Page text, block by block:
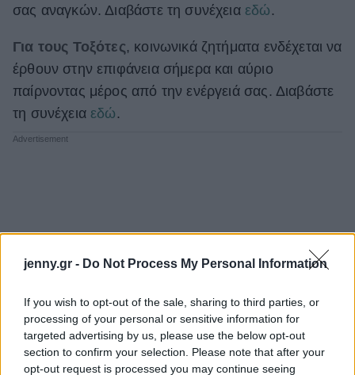
jenny.gr - Do Not Process My Personal Information
If you wish to opt-out of the sale, sharing to third parties, or
processing of your personal or sensitive information for
targeted advertising by us, please use the below opt-out
section to confirm your selection. Please note that after your
opt-out request is processed you may continue seeing
σας αναγκών. Διαβάστε τη συνέχεια εδώ .
Για τους Τοξότες, κοινωνικά ζητήματα ενδέχεται να
έρθουν στην επιφάνεια σήμερα και αύριο
παίρνοντας μέρος από την ενέργειά σας. Διαβάστε
τη συνέχεια εδώ .